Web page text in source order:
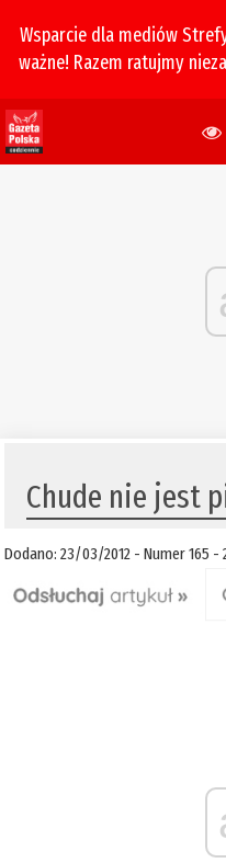
Wsparcie dla mediów
ważne! Razem ratujmy
Chude nie jest
Dodano: 23/03/2012 - Numer 165 -